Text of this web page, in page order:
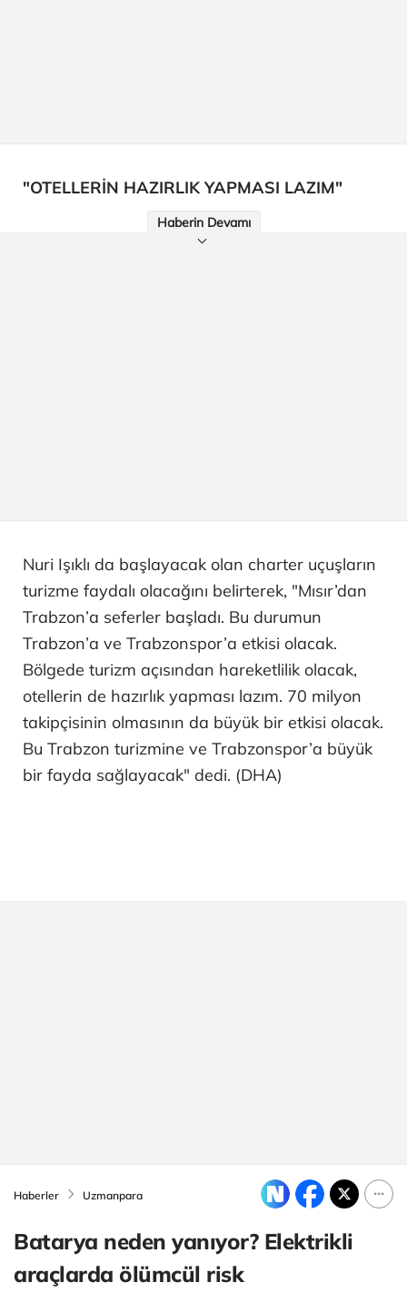
"OTELLERİN HAZIRLIK YAPMASI LAZIM"
Haberin Devamı
Nuri Işıklı da başlayacak olan charter uçuşların
turizme faydalı olacağını belirterek, "Mısır’dan
Trabzon’a seferler başladı. Bu durumun
Trabzon’a ve Trabzonspor’a etkisi olacak.
Bölgede turizm açısından hareketlilik olacak,
otellerin de hazırlık yapması lazım. 70 milyon
takipçisinin olmasının da büyük bir etkisi olacak.
Bu Trabzon turizmine ve Trabzonspor’a büyük
bir fayda sağlayacak" dedi. (DHA)
Haberler Uzmanpara
Batarya neden yanıyor? Elektrikli
araçlarda ölümcül risk